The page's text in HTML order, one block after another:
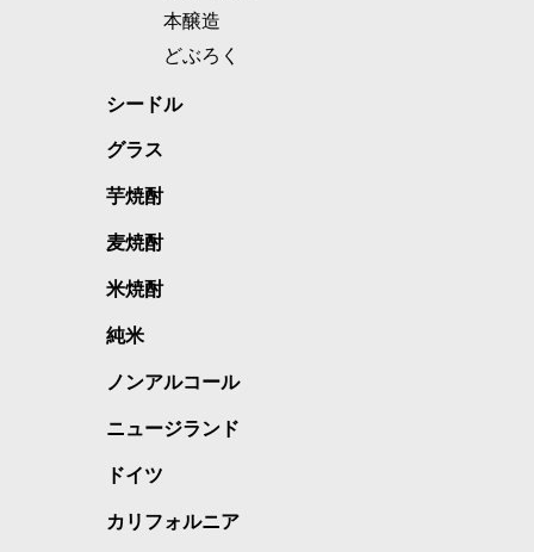
本醸造
どぶろく
シードル
グラス
芋焼酎
麦焼酎
米焼酎
純米
ノンアルコール
ニュージランド
ドイツ
カリフォルニア